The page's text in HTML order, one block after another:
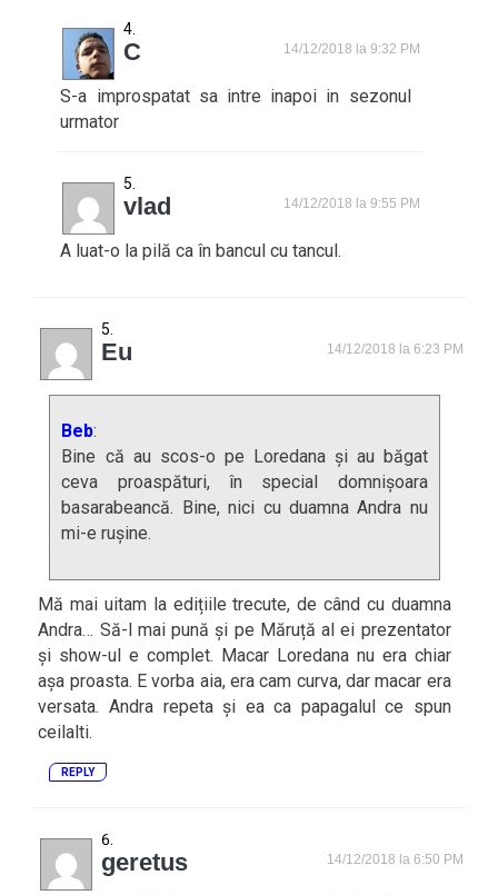
C 14/12/2018 la 9:32 PM
S-a improspatat sa intre inapoi in sezonul
urmator
vlad 14/12/2018 la 9:55 PM
A luat-o la pilă ca în bancul cu tancul.
Eu 14/12/2018 la 6:23 PM
Beb:
Bine că au scos-o pe Loredana și au băgat
ceva proaspături, în special domnișoara
basarabeancă. Bine, nici cu duamna Andra nu
mi-e rușine.
Mă mai uitam la edițiile trecute, de când cu duamna
Andra… Să-l mai pună și pe Măruță al ei prezentator
și show-ul e complet. Macar Loredana nu era chiar
așa proasta. E vorba aia, era cam curva, dar macar era
versata. Andra repeta și ea ca papagalul ce spun
ceilalti.
REPLY
geretus 14/12/2018 la 6:50 PM